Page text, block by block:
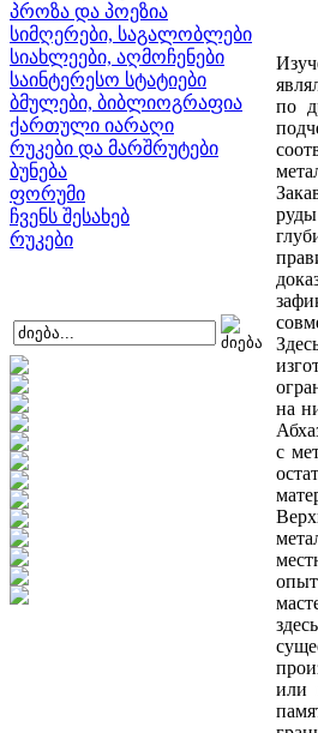
პროზა და პოეზია
სიმღერები, საგალობლები
სიახლეები, აღმოჩენები
საინტერესო სტატიები
ბმულები, ბიბლიოგრაფია
ქართული იარაღი
რუკები და მარშრუტები
ბუნება
ფორუმი
ჩვენს შესახებ
რუკები
по
на
с
или